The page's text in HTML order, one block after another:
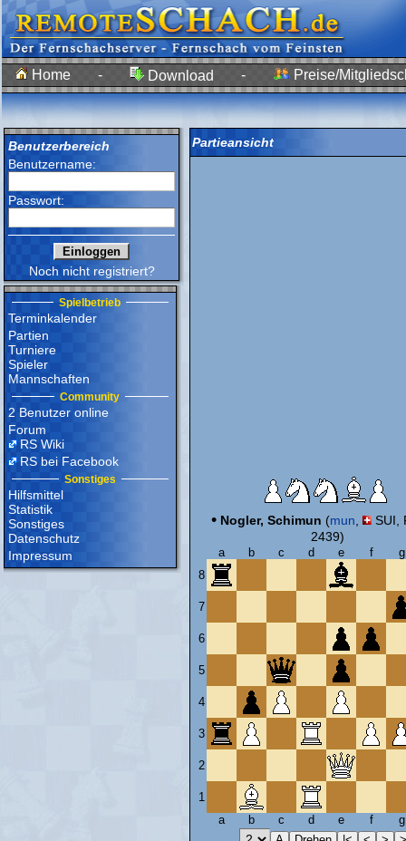
Home - Download - Preise/
Benutzerbereich
Benutzername:
Passwort:
Noch nicht registriert?
Spielbetrieb
Terminkalender
Partien
Turniere
Spieler
Mannschaften
Community
2 Benutzer online
Forum
RS Wiki
RS bei Facebook
Sonstiges
Hilfsmittel
Statistik
Sonstiges
Datenschutz
Impressum
Partieansicht
• Nogler, Schimun (mun
SUI,
2439)
a b c d e f
g
8
7
6
5
4
3
2
1
a
b c d e f g